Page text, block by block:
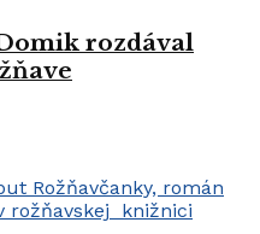
rozdával